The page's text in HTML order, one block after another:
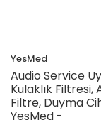
YesMed
Audio Service
Kulaklık Filtresi,
Filtre, Duyma
YesMed -